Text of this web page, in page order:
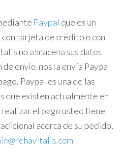
Paypal que es un
tarjeta de crédito o con
no almacena sus datos
envio nos la envía Paypal
Paypal es una de las
que existen actualmente en
realizar el pago usted tiene
acerca de su pedido,